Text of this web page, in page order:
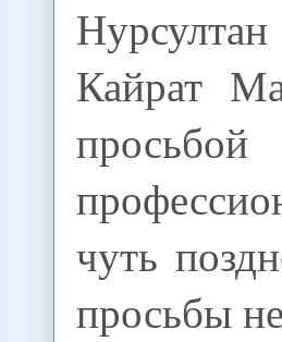
Кайрат
чуть
просьбы